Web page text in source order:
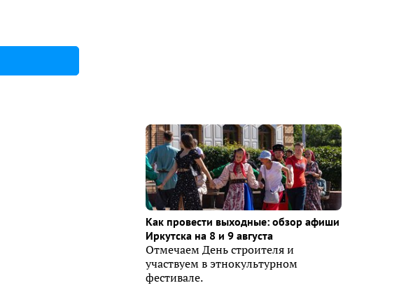
Как провести выходные: обзор афиши
Иркутска на 8 и 9 августа
Отмечаем День строителя и
участвуем в этнокультурном
фестивале.